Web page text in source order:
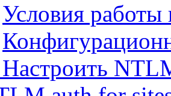
Условия работы